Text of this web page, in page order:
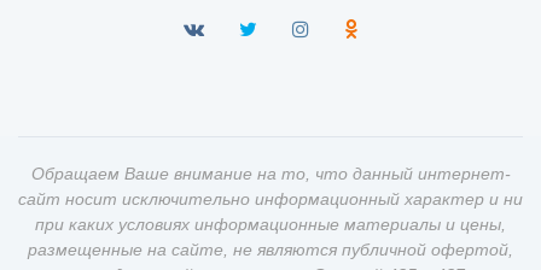
Обращаем Ваше внимание на то, что данный интернет-
сайт носит исключительно информационный характер и ни
при каких условиях информационные материалы и цены,
размещенные на сайте, не являются публичной офертой,